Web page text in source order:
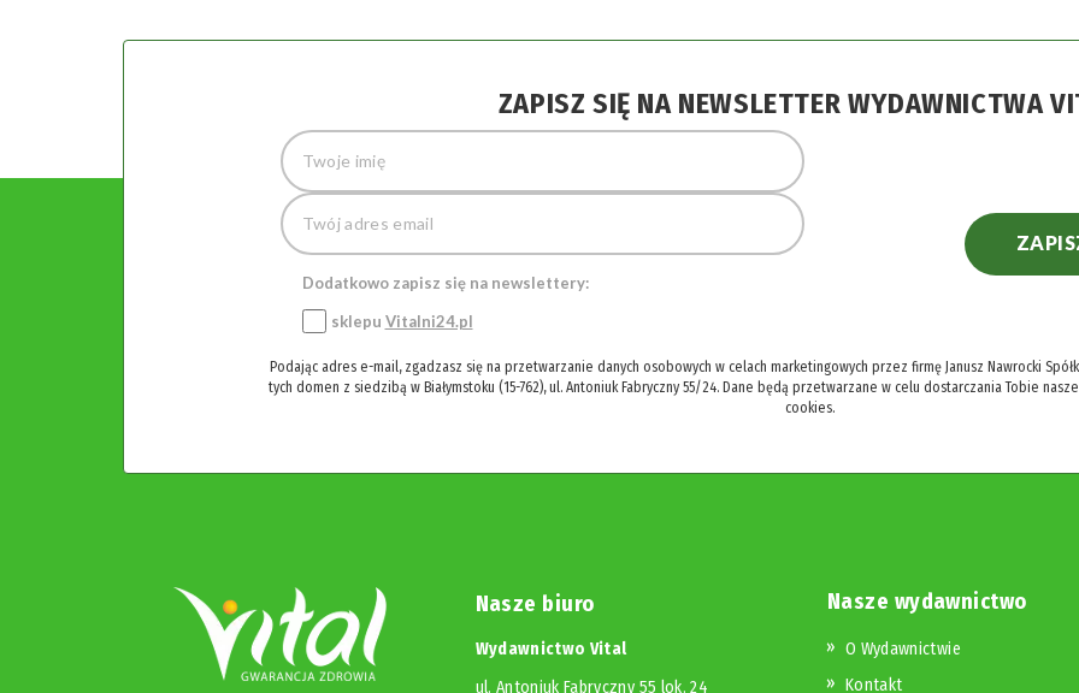
ZAPISZ SIĘ NA NEWSLETTER WYDAWNICTWA
Dodatkowo zapisz się na newslettery:
sklepu Vitalni24.pl
Podając adres e-mail, zgadzasz się na przetwarzanie danych osobowych w celach marketingowych przez firmę Janusz Nawrocki
tych domen z siedzibą w Białymstoku (15-762), ul. Antoniuk Fabryczny 55/24. Dane będą przetwarzane w celu dostarczania Tobie
cookies.
Nasze biuro
Wydawnictwo Vital
ul. Antoniuk Fabryczny 55 lok. 24
Nasze wydawnictwo
O Wydawnictwie
Kontakt